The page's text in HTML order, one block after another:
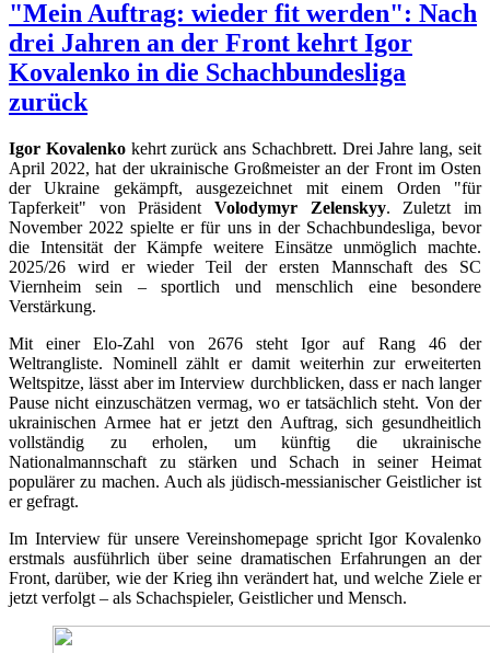
"Mein Auftrag: wieder fit werden": Nach
drei Jahren an der Front kehrt Igor
Kovalenko in die Schachbundesliga
zurück
Igor Kovalenko kehrt zurück ans Schachbrett. Drei Jahre lang, seit
April 2022, hat der ukrainische Großmeister an der Front im Osten
der Ukraine gekämpft, ausgezeichnet mit einem Orden "für
Tapferkeit" von Präsident Volodymyr Zelenskyy. Zuletzt im
November 2022 spielte er für uns in der Schachbundesliga, bevor
die Intensität der Kämpfe weitere Einsätze unmöglich machte.
2025/26 wird er wieder Teil der ersten Mannschaft des SC
Viernheim sein – sportlich und menschlich eine besondere
Verstärkung.
Mit einer Elo-Zahl von 2676 steht Igor auf Rang 46 der
Weltrangliste. Nominell zählt er damit weiterhin zur erweiterten
Weltspitze, lässt aber im Interview durchblicken, dass er nach langer
Pause nicht einzuschätzen vermag, wo er tatsächlich steht. Von der
ukrainischen Armee hat er jetzt den Auftrag, sich gesundheitlich
vollständig zu erholen, um künftig die ukrainische
Nationalmannschaft zu stärken und Schach in seiner Heimat
populärer zu machen. Auch als jüdisch-messianischer Geistlicher ist
er gefragt.
Im Interview für unsere Vereinshomepage spricht Igor Kovalenko
erstmals ausführlich über seine dramatischen Erfahrungen an der
Front, darüber, wie der Krieg ihn verändert hat, und welche Ziele er
jetzt verfolgt – als Schachspieler, Geistlicher und Mensch.